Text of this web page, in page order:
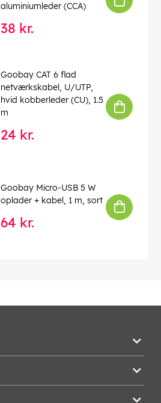
aluminiumleder (CCA)
38 kr.
Goobay CAT 6 flad
netværkskabel, U/UTP,
hvid kobberleder (CU), 1.5
m
24 kr.
Goobay Micro-USB 5 W
oplader + kabel, 1 m, sort
64 kr.